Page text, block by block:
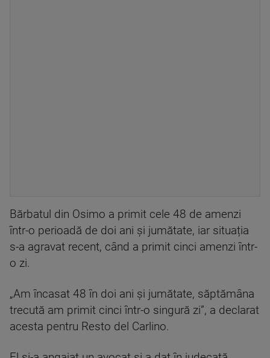
Bărbatul din Osimo a primit cele 48 de amenzi
într-o perioadă de doi ani și jumătate, iar situația
s-a agravat recent, când a primit cinci amenzi într-
o zi.
„Am încasat 48 în doi ani și jumătate, săptămâna
trecută am primit cinci într-o singură zi”, a declarat
acesta pentru Resto del Carlino.